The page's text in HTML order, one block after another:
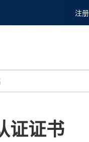
注册
购
工与环保
亚证证书